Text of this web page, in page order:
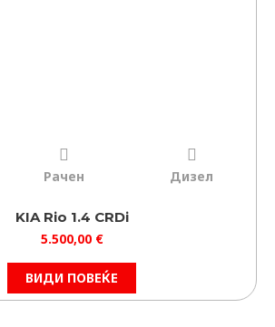
Рачен Дизел
KIA Rio 1.4 CRDi
5.500,00 €
ВИДИ ПОВЕЌЕ